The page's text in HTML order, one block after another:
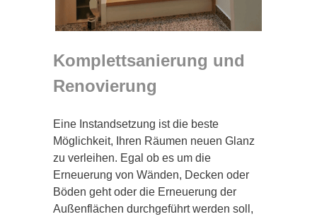
Komplettsanierung und
Renovierung
Eine Instandsetzung ist die beste
Möglichkeit, Ihren Räumen neuen Glanz
zu verleihen. Egal ob es um die
Erneuerung von Wänden, Decken oder
Böden geht oder die Erneuerung der
Außenflächen durchgeführt werden soll,